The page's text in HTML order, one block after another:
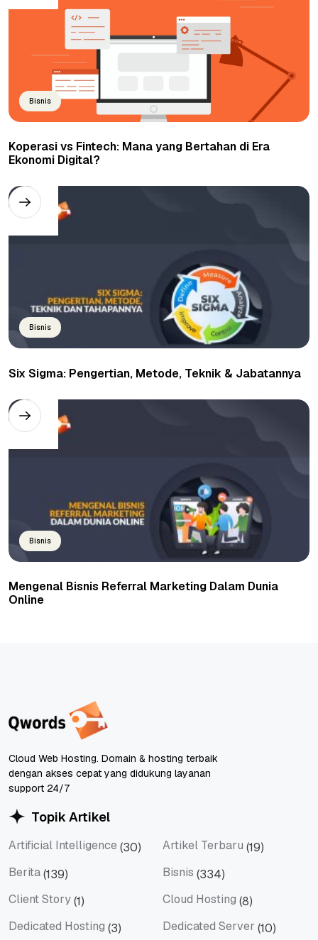
Bisnis
Koperasi vs Fintech: Mana yang Bertahan di Era
Ekonomi Digital?
Bisnis
Six Sigma: Pengertian, Metode, Teknik & Jabatannya
Bisnis
Mengenal Bisnis Referral Marketing Dalam Dunia
Online
Cloud Web Hosting. Domain & hosting terbaik
dengan akses cepat yang didukung layanan
support 24/7
Topik Artikel
Artificial Intelligence (30) Artikel Terbaru (19)
Berita(139) Bisnis (334)
Client Story(1) Cloud Hosting (8)
Dedicated Hosting (3) Dedicated Server (10)